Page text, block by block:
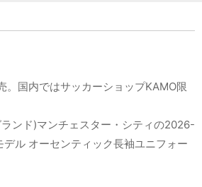
。国内ではサッカーショップKAMO限
ンド)マンチェスター・シティの2026-
ル オーセンティック長袖ユニフォー